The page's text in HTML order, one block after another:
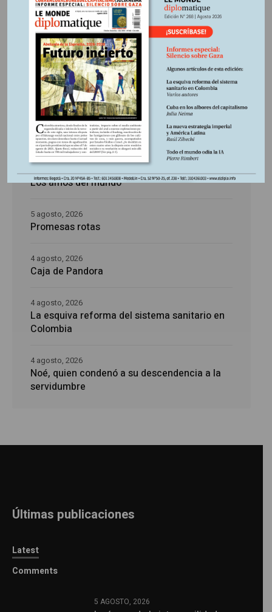
Últimas publicaciones
La época de la intranquilidad
5 agosto, 2026
Los amos del mundo
Promesas rotas
5 agosto, 2026
Caja de Pandora
4 agosto, 2026
La esquiva reforma del sistema sanitario en
Colombia
4 agosto, 2026
Noé, quien condenó a su descendencia a la
servidumbre
4 agosto, 2026
Últimas publicaciones
Latest
Comments
5 AGOSTO, 2026